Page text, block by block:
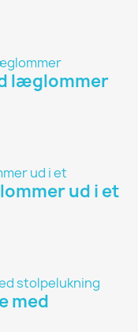
læglommer
ud i et
med